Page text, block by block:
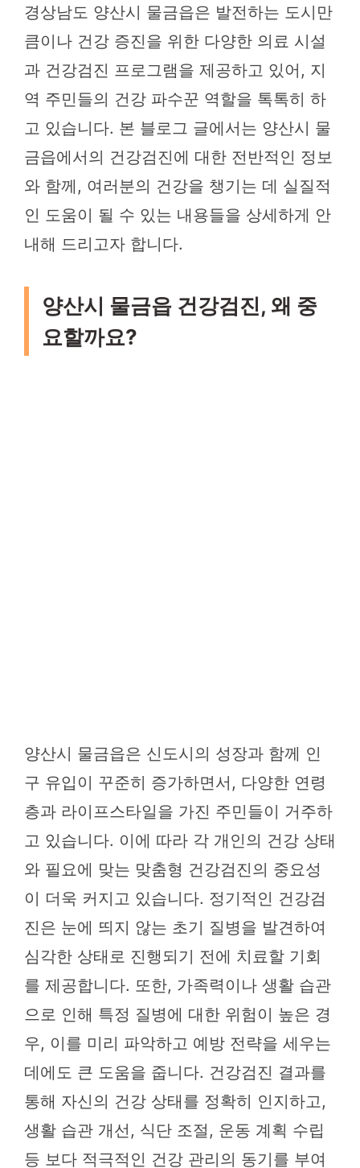
경상남도 양산시 물금읍은 발전하는 도시만
큼이나 건강 증진을 위한 다양한 의료 시설
과 건강검진 프로그램을 제공하고 있어, 지
역 주민들의 건강 파수꾼 역할을 톡톡히 하
고 있습니다. 본 블로그 글에서는 양산시 물
금읍에서의 건강검진에 대한 전반적인 정보
와 함께, 여러분의 건강을 챙기는 데 실질적
인 도움이 될 수 있는 내용들을 상세하게 안
내해 드리고자 합니다.
양산시 물금읍 건강검진, 왜 중
요할까요?
양산시 물금읍은 신도시의 성장과 함께 인
구 유입이 꾸준히 증가하면서, 다양한 연령
층과 라이프스타일을 가진 주민들이 거주하
고 있습니다. 이에 따라 각 개인의 건강 상태
와 필요에 맞는 맞춤형 건강검진의 중요성
이 더욱 커지고 있습니다. 정기적인 건강검
진은 눈에 띄지 않는 초기 질병을 발견하여
심각한 상태로 진행되기 전에 치료할 기회
를 제공합니다. 또한, 가족력이나 생활 습관
으로 인해 특정 질병에 대한 위험이 높은 경
우, 이를 미리 파악하고 예방 전략을 세우는
데에도 큰 도움을 줍니다. 건강검진 결과를
통해 자신의 건강 상태를 정확히 인지하고,
생활 습관 개선, 식단 조절, 운동 계획 수립
등 보다 적극적인 건강 관리의 동기를 부여